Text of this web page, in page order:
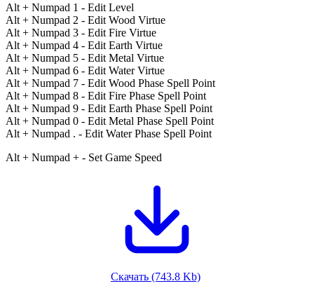
Alt + Numpad 1 - Edit Level
Alt + Numpad 2 - Edit Wood Virtue
Alt + Numpad 3 - Edit Fire Virtue
Alt + Numpad 4 - Edit Earth Virtue
Alt + Numpad 5 - Edit Metal Virtue
Alt + Numpad 6 - Edit Water Virtue
Alt + Numpad 7 - Edit Wood Phase Spell Point
Alt + Numpad 8 - Edit Fire Phase Spell Point
Alt + Numpad 9 - Edit Earth Phase Spell Point
Alt + Numpad 0 - Edit Metal Phase Spell Point
Alt + Numpad . - Edit Water Phase Spell Point
Alt + Numpad + - Set Game Speed
Скачать (743.8 Kb)